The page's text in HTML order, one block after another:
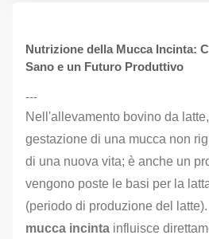
Nutrizione della Mucca Incinta:
Sano e un Futuro Produttivo
---
Nell'allevamento bovino da
gestazione di una mucca non
di una nuova vita; è anche un
vengono poste le basi per la
(periodo di produzione del latte).
mucca incinta influisce